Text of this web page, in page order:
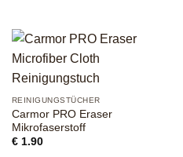
REINIGUNGSTÜCHER
Carmor PRO Eraser
Mikrofaserstoff
€1.90